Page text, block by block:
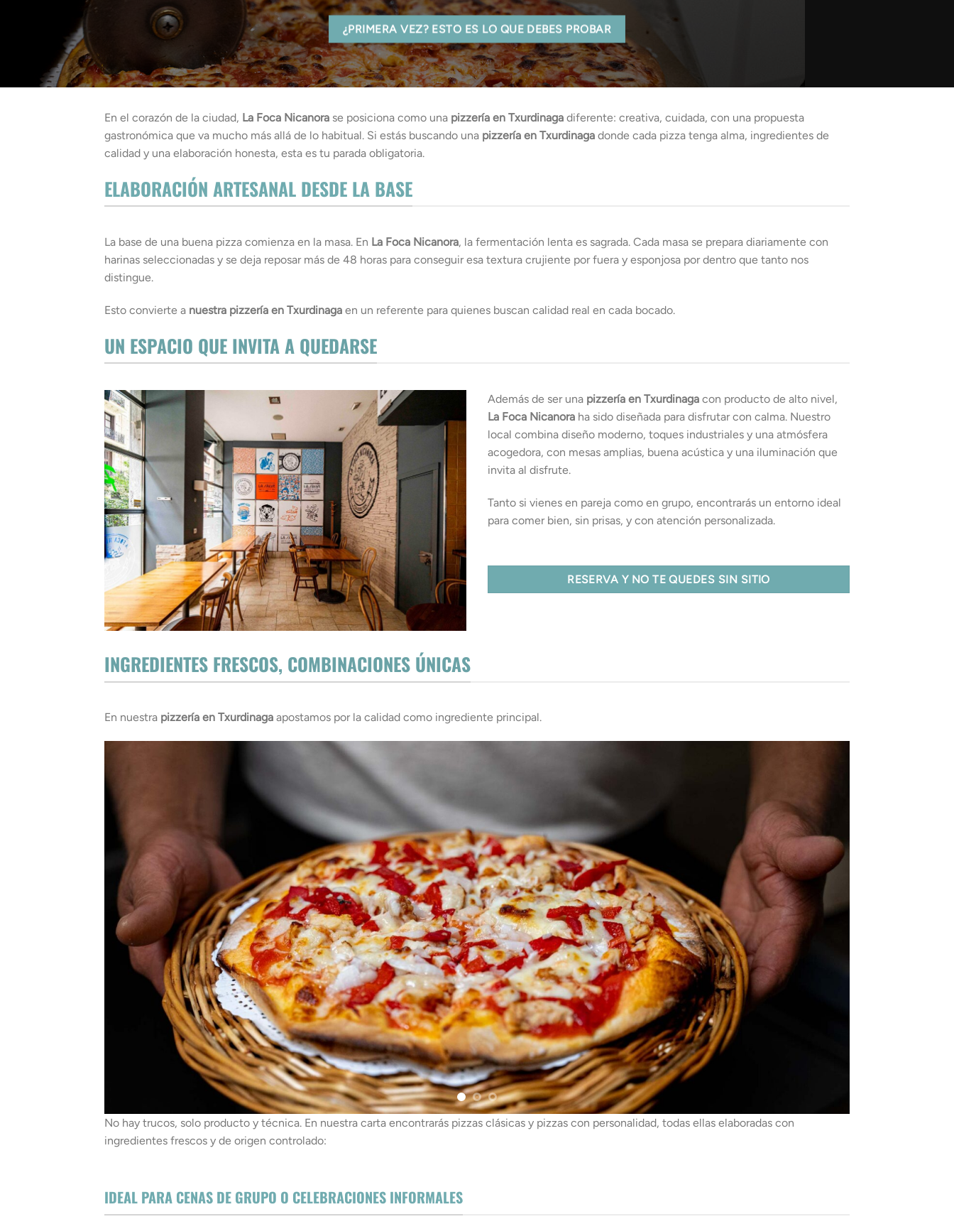
¿PRIMERA VEZ? ESTO ES LO QUE DEBES PROBAR
En el corazón de la ciudad, La Foca Nicanora se posiciona como una pizzería en Txurdinaga diferente: creativa, cuidada, con una propuesta
gastronómica que va mucho más allá de lo habitual. Si estás buscando una pizzería en Txurdinaga donde cada pizza tenga alma, ingredientes de
calidad y una elaboración honesta, esta es tu parada obligatoria.
ELABORACIÓN ARTESANAL DESDE LA BASE
La base de una buena pizza comienza en la masa. En La Foca Nicanora, la fermentación lenta es sagrada. Cada masa se prepara diariamente con
harinas seleccionadas y se deja reposar más de 48 horas para conseguir esa textura crujiente por fuera y esponjosa por dentro que tanto nos
distingue.
Esto convierte a nuestra pizzería en Txurdinaga en un referente para quienes buscan calidad real en cada bocado.
UN ESPACIO QUE INVITA A QUEDARSE
Además de ser una pizzería en Txurdinaga con producto de alto nivel,
La Foca Nicanora ha sido diseñada para disfrutar con calma. Nuestro
local combina diseño moderno, toques industriales y una atmósfera
acogedora, con mesas amplias, buena acústica y una iluminación que
invita al disfrute.
Tanto si vienes en pareja como en grupo, encontrarás un entorno ideal
para comer bien, sin prisas, y con atención personalizada.
RESERVA Y NO TE QUEDES SIN SITIO
INGREDIENTES FRESCOS, COMBINACIONES ÚNICAS
En nuestra pizzería en Txurdinaga apostamos por la calidad como ingrediente principal.
No hay trucos, solo producto y técnica. En nuestra carta encontrarás pizzas clásicas y pizzas con personalidad, todas ellas elaboradas con
ingredientes frescos y de origen controlado:
IDEAL PARA CENAS DE GRUPO O CELEBRACIONES INFORMALES